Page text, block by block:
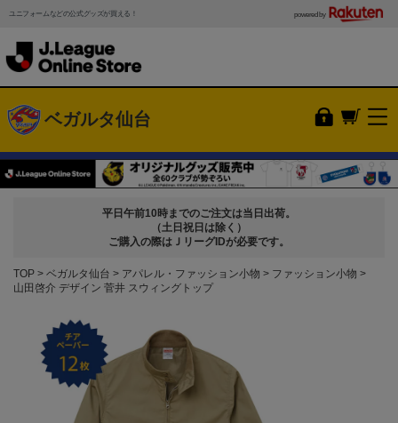
ユニフォームなどの公式グッズが買える！ powered by
ベガルタ仙台
平日午前10時までのご注文は当日出荷。
（土日祝日は除く）
ご購入の際はＪリーグIDが必要です。
TOP ベガルタ仙台 アパレル・ファッション小物
ファッション小物
山田啓介 デザイン 菅井 スウィングトップ